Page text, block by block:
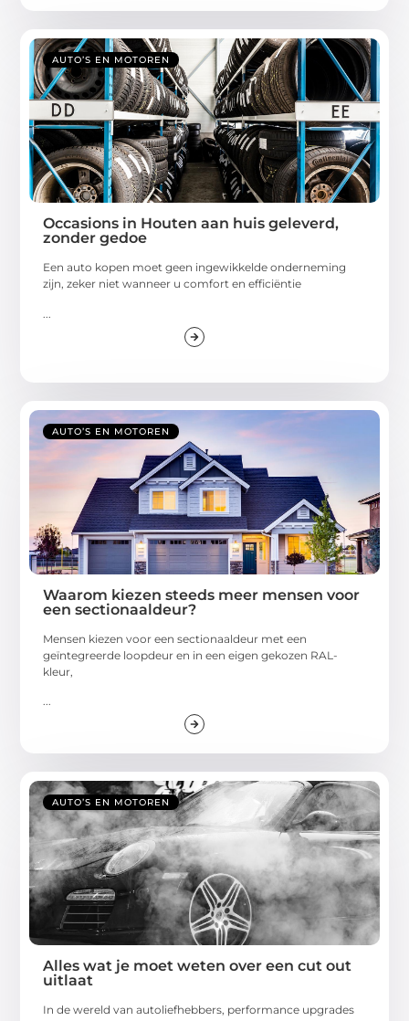
AUTO’S EN MOTOREN
Occasions in Houten aan huis geleverd,
zonder gedoe
Een auto kopen moet geen ingewikkelde onderneming
zijn, zeker niet wanneer u comfort en efficiëntie
AUTO’S EN MOTOREN
Waarom kiezen steeds meer mensen voor
een sectionaaldeur?
Mensen kiezen voor een sectionaaldeur met een
geïntegreerde loopdeur en in een eigen gekozen RAL-
kleur,
AUTO’S EN MOTOREN
Alles wat je moet weten over een cut out
uitlaat
In de wereld van autoliefhebbers, performance upgrades